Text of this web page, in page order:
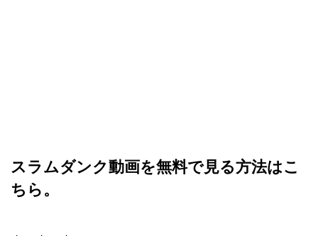
スラムダンク動画を無料で見る方法はこ
ちら。